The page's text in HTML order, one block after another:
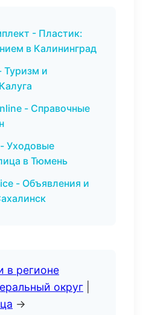
- Пластик:
в Калининград
Туризм и
- Справочные
Уходовые
в Тюмень
- Объявления и
в регионе
округ
→